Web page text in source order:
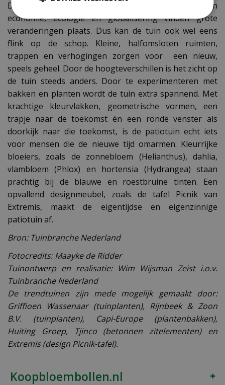
De wereld is volop in beweging. Op het gebied van
economie, ecologie en globalisering vinden grote
veranderingen plaats. Dus kan de tuin ook wel eens
flink op de schop. Kleine, halfomsloten ruimten,
trappen en verhogingen zorgen voor een nieuw,
speels geheel. Door de hoogteverschillen is het zicht op
de tuin steeds anders. Door te experimenteren met
bakken en planten wordt de tuin extra spannend. Met
krachtige kleurvlakken, geometrische vormen, een
trapje naar de toekomst én een ronde venster als
doorkijk naar die toekomst, is de patiotuin echt iets
voor mensen die de nieuwe tijd omarmen. Kleurrijke
bloeiers, zoals de zonnebloem (Helianthus), dahlia,
vlambloem (Phlox) en hortensia (Hydrangea) staan
prachtig bij de blauwe en roestbruine tinten. Een
opvallend designmeubel, zoals de tafel Picnik van
Extremis, maakt de eigentijdse en eigenzinnige
patiotuin af.
Bron: Tuinbranche Nederland
Fotocredits: Maayke de Ridder
Tuinontwerp en realisatie: Wim Wijsman Zeist i.o.v.
Tuinbranche Nederland
De trendtuinen zijn mede mogelijk gemaakt door:
Griffioen Wassenaar (tuinplanten), Rijnbeek & Zoon
B.V. (tuinplanten), Capi-Europe (plantenbakken),
Huiting Groep, Tjinco (betonnen zitelementen) en
Extremis (design Picnik-tafel).
Koopbloembollen.nl